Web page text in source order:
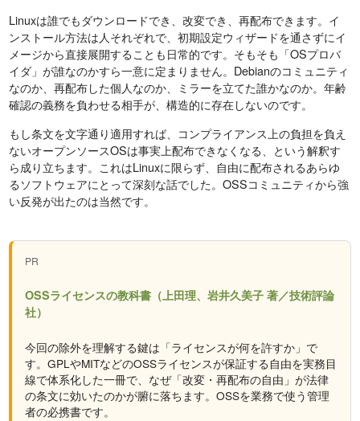
Linuxは誰でもダウンロードでき、改変でき、再配布できます。イ
ンストール方法は人それぞれで、初期設定ウィザードを通さずにイ
メージから直接展開することも日常的です。そもそも「OSプロバ
イダ」が誰なのかすら一意に定まりません。Debianのコミュニティ
なのか、再配布した個人なのか、ミラーを立てた誰かなのか。年齢
確認の義務を負わせる相手が、構造的に存在しないのです。
もし条文を文字通り適用すれば、コンプライアンス上の負担を負え
ないオープンソースOSは事実上配布できなくなる、という解釈す
ら成り立ちます。これはLinuxに限らず、自由に配布されるあらゆ
るソフトウェアにとって深刻な話でした。OSSコミュニティから強
い反発が出たのは当然です。
PR
OSSライセンスの教科書（上田理、岩井久美子 著／技術評論
社）
今回の除外を理解する鍵は「ライセンスが何を許すか」で
す。GPLやMITなどのOSSライセンスが保証する自由を実務目
線で体系化した一冊で、なぜ「改変・再配布の自由」が法律
の条文に効いたのかが腑に落ちます。OSSを業務で使う管理
者の必携書です。